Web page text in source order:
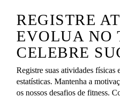
REGISTRE
EVOLUA NO
CELEBRE
Registre suas atividades físicas
estatísticas. Mantenha a
os nossos desafios de fitness.